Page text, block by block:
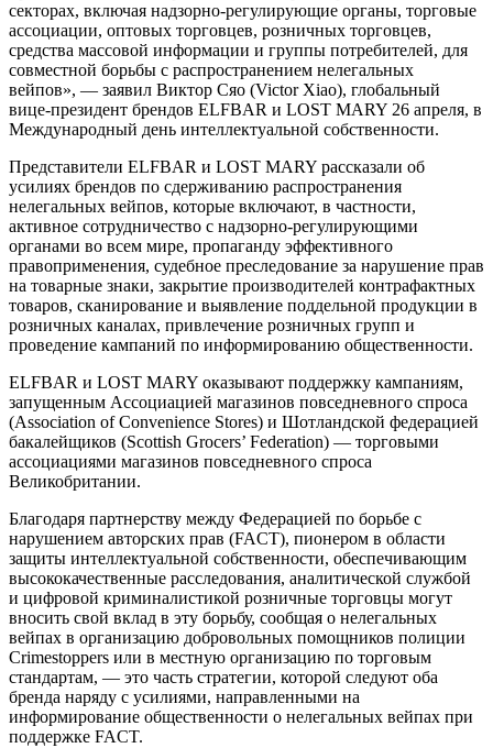
секторах, включая надзорно-регулирующие органы, торговые
ассоциации, оптовых торговцев, розничных торговцев,
средства массовой информации и группы потребителей, для
совместной борьбы с распространением нелегальных
вейпов», — заявил Виктор Сяо (Victor Xiao), глобальный
вице-президент брендов ELFBAR и LOST MARY 26 апреля, в
Международный день интеллектуальной собственности.
Представители ELFBAR и LOST MARY рассказали об
усилиях брендов по сдерживанию распространения
нелегальных вейпов, которые включают, в частности,
активное сотрудничество с надзорно-регулирующими
органами во всем мире, пропаганду эффективного
правоприменения, судебное преследование за нарушение прав
на товарные знаки, закрытие производителей контрафактных
товаров, сканирование и выявление поддельной продукции в
розничных каналах, привлечение розничных групп и
проведение кампаний по информированию общественности.
ELFBAR и LOST MARY оказывают поддержку кампаниям,
запущенным Ассоциацией магазинов повседневного спроса
(Association of Convenience Stores) и Шотландской федерацией
бакалейщиков (Scottish Grocers’ Federation) — торговыми
ассоциациями магазинов повседневного спроса
Великобритании.
Благодаря партнерству между Федерацией по борьбе с
нарушением авторских прав (FACT), пионером в области
защиты интеллектуальной собственности, обеспечивающим
высококачественные расследования, аналитической службой
и цифровой криминалистикой розничные торговцы могут
вносить свой вклад в эту борьбу, сообщая о нелегальных
вейпах в организацию добровольных помощников полиции
Crimestoppers или в местную организацию по торговым
стандартам, — это часть стратегии, которой следуют оба
бренда наряду с усилиями, направленными на
информирование общественности о нелегальных вейпах при
поддержке FACT.